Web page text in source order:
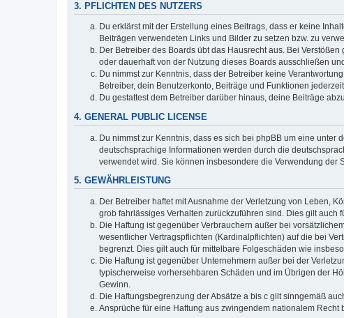
3. PFLICHTEN DES NUTZERS
Du erklärst mit der Erstellung eines Beitrags, dass er keine
Beiträgen verwendeten Links und Bilder zu setzen bzw. zu
Der Betreiber des Boards übt das Hausrecht aus. Bei
oder dauerhaft von der Nutzung dieses Boards ausschließen
Du nimmst zur Kenntnis, dass der Betreiber keine
Betreiber, dein Benutzerkonto, Beiträge und Funktionen
Du gestattest dem Betreiber darüber hinaus, deine Beiträge
4. GENERAL PUBLIC LICENSE
Du nimmst zur Kenntnis, dass es sich bei phpBB um eine unter
deutschsprachige Informationen werden durch die
verwendet wird. Sie können insbesondere die Verwendung der
5. GEWÄHRLEISTUNG
Der Betreiber haftet mit Ausnahme der Verletzung von Leben,
grob fahrlässiges Verhalten zurückzuführen sind. Dies gilt
Die Haftung ist gegenüber Verbrauchern außer bei
wesentlicher Vertragspflichten (Kardinalpflichten) auf die bei
begrenzt. Dies gilt auch für mittelbare Folgeschäden wie
Die Haftung ist gegenüber Unternehmern außer bei der
typischerweise vorhersehbaren Schäden und im Übrigen der
Gewinn.
Die Haftungsbegrenzung der Absätze a bis c gilt sinngemäß
Ansprüche für eine Haftung aus zwingendem nationalem Recht